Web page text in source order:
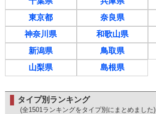
東京都
神奈川県
新潟県
山梨県
奈良県
和歌山県
鳥取県
島根県
タイプ別ランキング
(全1501ランキングをタイプ別にまとめました)